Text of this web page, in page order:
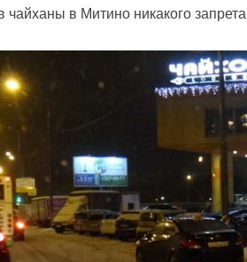
чайханы в Митино никакого запрета